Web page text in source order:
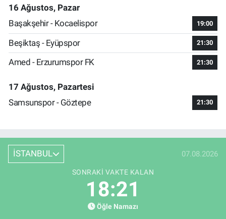
16 Ağustos, Pazar
Başakşehir - Kocaelispor
19:00
Beşiktaş - Eyüpspor 21:30
Amed - Erzurumspor FK 21:30
17 Ağustos, Pazartesi
Samsunspor - Göztepe
21:30
İSTANBUL 07.08.2026
SONRAKI VAKTE KALAN
18:20
Öğle Namazı